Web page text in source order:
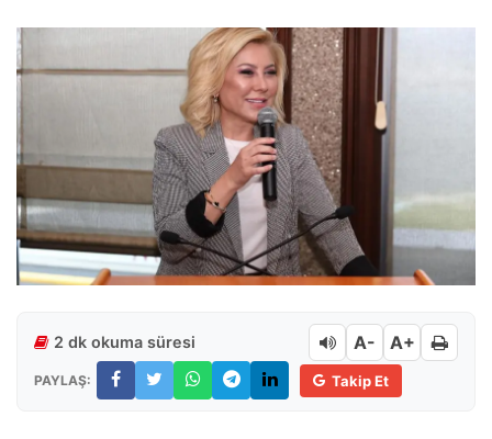
2 dk okuma süresi A- A+
PAYLAŞ: Takip Et